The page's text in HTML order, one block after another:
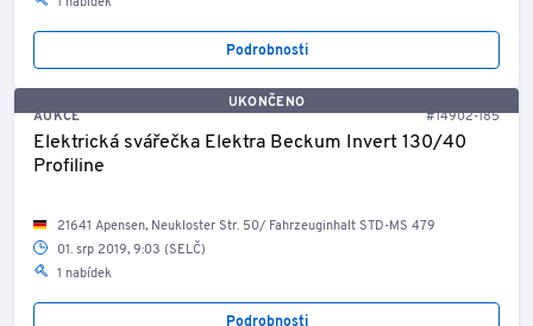
Podrobnosti
UKONČENO
AUKCE
#14902-185
Elektrická svářečka Elektra Beckum Invert 130/40
Profiline
21641 Apensen, Neukloster Str. 50/ Fahrzeuginhalt STD-MS 479
01. srp 2019, 9:03 (SELČ)
1 nabídek